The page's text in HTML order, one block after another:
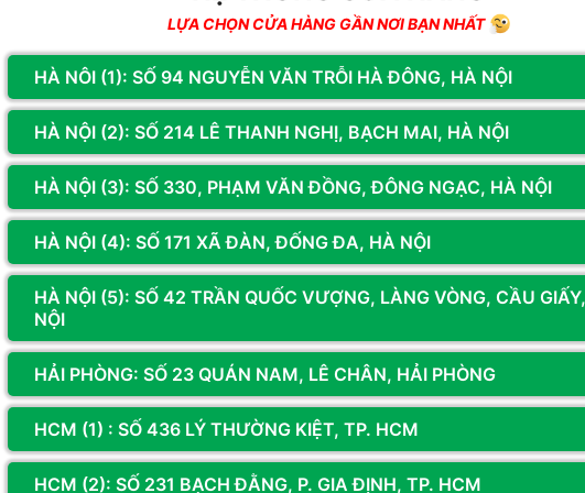
1 sao
LỰA CHỌN CỬA HÀNG GẦN NƠI BẠN NHẤT
HÀ NÔI (1): SỐ 94 NGUYỄN VĂN TRỖI HÀ ĐÔNG, HÀ NỘI
HÀ NỘI (2): SỐ 214 LÊ THANH NGHỊ, BẠCH MAI, HÀ NỘI
HÀ NỘI (3): SỐ 330, PHẠM VĂN ĐỒNG, ĐÔNG NGẠC, HÀ NỘI
HÀ NỘI (4): SỐ 171 XÃ ĐÀN, ĐỐNG ĐA, HÀ NỘI
HÀ NỘI (5): SỐ 42 TRẦN QUỐC VƯỢNG, LÀNG VÒNG, CẦU
NỘI
HẢI PHÒNG: SỐ 23 QUÁN NAM, LÊ CHÂN, HẢI PHÒNG
HCM (1) : SỐ 436 LÝ THƯỜNG KIỆT, TP. HCM
HCM (2): SỐ 231 BẠCH ĐẰNG, P. GIA ĐỊNH, TP. HCM